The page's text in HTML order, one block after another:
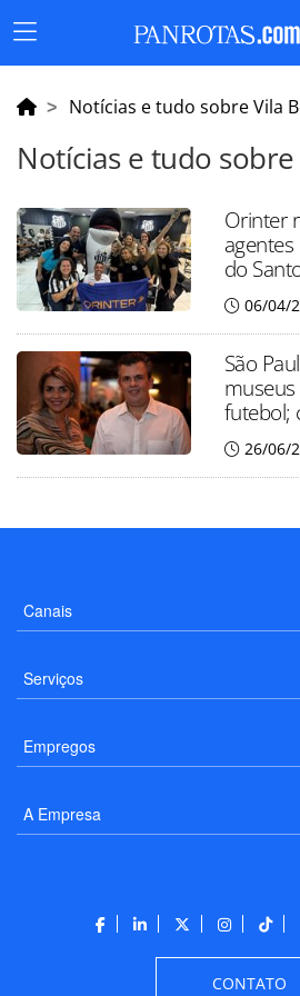
Menu
Principal
Notícias e tudo sobre Vila
Notícias e tudo sobre
Orinter
do
06/04/
São
futebol;
26/06/
Canais
Serviços
Empregos
A Empresa
CONTATO